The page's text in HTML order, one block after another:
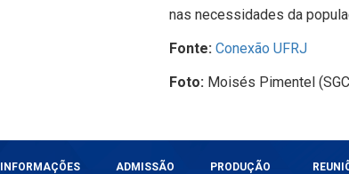
nas necessidades da
Fonte: Conexão UFRJ
Foto:Moisés Pimentel
INFORMAÇÕES
ADMISSÃO
PRODUÇÃO